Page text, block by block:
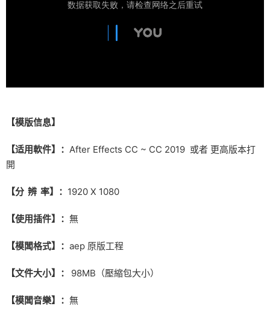
【模版信息】
【适用軟件】： After Effects CC ~ CC 2019 或者 更高版本打
開
【分 辨 率】： 1920 X 1080
【使用插件】： 無
【模闆格式】： aep 原版工程
【文件大小】： 98MB（壓縮包大小）
【模闆音樂】： 無